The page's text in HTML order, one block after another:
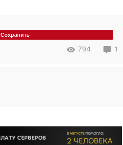
Сохранить
794 1